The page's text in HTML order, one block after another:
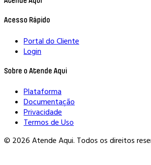
Acesso Rápido
Portal do Cliente
Login
Sobre o Atende Aqui
Plataforma
Documentação
Privacidade
Termos de Uso
© 2026 Atende Aqui. Todos os direitos